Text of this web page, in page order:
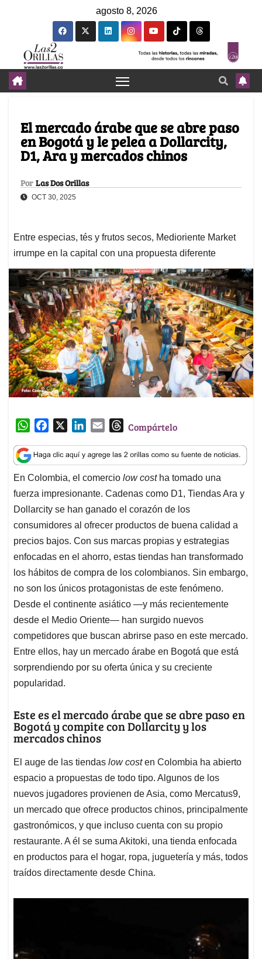
agosto 8, 2026
El mercado árabe que se abre paso
en Bogotá y le pelea a Dollarcity,
D1, Ara y mercados chinos
Por Las Dos Orillas
OCT 30, 2025
Entre especias, tés y frutos secos, Medioriente Market
irrumpe en la capital con una propuesta diferente
W
a
t
s
A
p
p
c
e
b
o
o
k
n
k
e
d
I
n
a
i
l
T
r
e
a
d
s
Compártelo
En Colombia, el comercio low costha tomado una
fuerza impresionante. Cadenas como D1, Tiendas Ara y
Dollarcity se han ganado el corazón de los
consumidores al ofrecer productos de buena calidad a
precios bajos. Con sus marcas propias y estrategias
enfocadas en el ahorro, estas tiendas han transformado
los hábitos de compra de los colombianos. Sin embargo,
no son los únicos protagonistas de este fenómeno.
Desde el continente asiático —y más recientemente
desde el Medio Oriente— han surgido nuevos
competidores que buscan abrirse paso en este mercado.
Entre ellos, hay un mercado árabe en Bogotá que está
sorprendiendo por su oferta única y su creciente
popularidad.
Este es el mercado árabe que se abre paso en
Bogotá y compite con Dollarcity y los
mercados chinos
El auge de las tiendas low costen Colombia ha abierto
espacio a propuestas de todo tipo. Algunos de los
nuevos jugadores provienen de Asia, como Mercatus9,
un mercado que ofrece productos chinos, principalmente
gastronómicos, y que incluso cuenta con su propio
restaurante. A él se suma Akitoki, una tienda enfocada
en productos para el hogar, ropa, juguetería y más, todos
traídos directamente desde China.